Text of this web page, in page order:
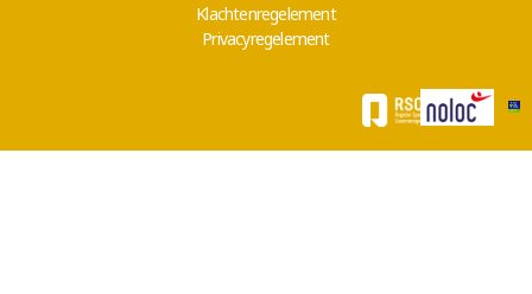
Klachtenregelement
Privacyregelement